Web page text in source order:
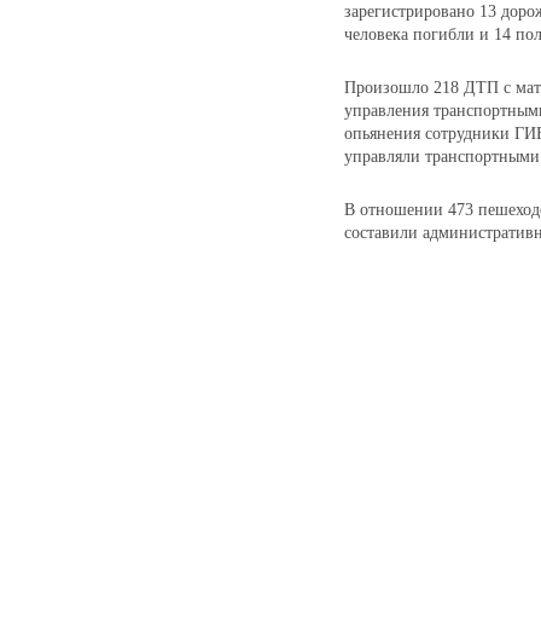
зарегистрировано 13
человека погибли и 14
Произошло 218 ДТП с
управления
опьянения сотрудники
управляли транспортными
В отношении 473
составили